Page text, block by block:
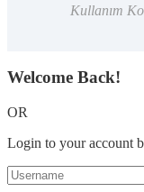
Kullanım
Welcome Back!
OR
Login to your account